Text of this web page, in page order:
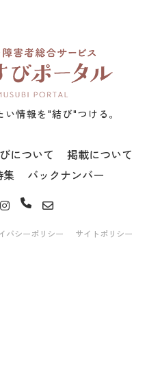
情報を"結び"つける。
について
掲載について
集
バックナンバー
バシーポリシー サイトポリシー